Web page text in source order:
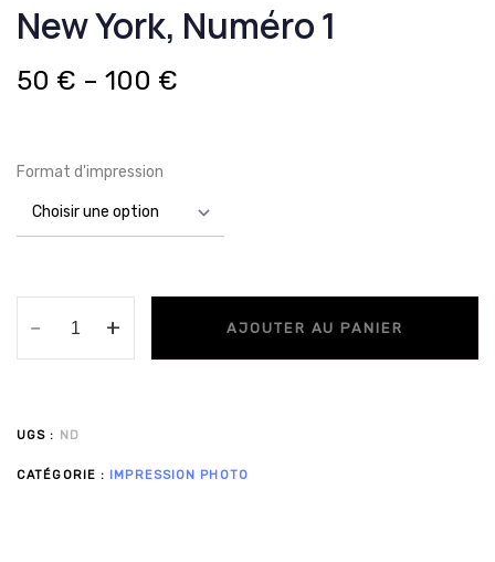
New York, Numéro 1
50 € – 100 €
Format d'impression
AJOUTER AU PANIER
UGS : ND
CATÉGORIE : IMPRESSION PHOTO